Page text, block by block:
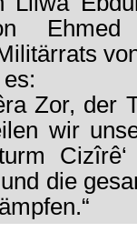
Zor, der
wir
die